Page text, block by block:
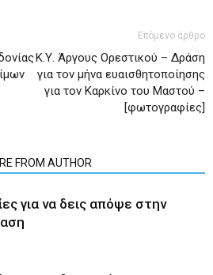
Επόμενο άρθρο
Κ.Υ. Άργους Ορεστικού – Δράση
για τον μήνα ευαισθητοποίησης
για τον Καρκίνο του Μαστού –
[φωτογραφίες]
FROM AUTHOR
για να δεις απόψε στην